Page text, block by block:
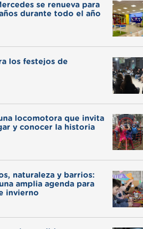
se renueva para
durante todo el año
los festejos de
locomotora que invita
y conocer la historia
naturaleza y barrios:
amplia agenda para
invierno